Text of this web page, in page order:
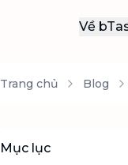
Về
Trang chủ Blog
Mục lục